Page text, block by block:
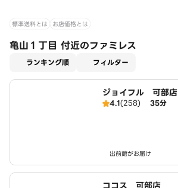
標準送料とは お店価格とは
亀山１丁目 付近のファミレス
ランキング順 フィルター
ジョイフル 可部店
4.1(258) 35分
出前館がお届け